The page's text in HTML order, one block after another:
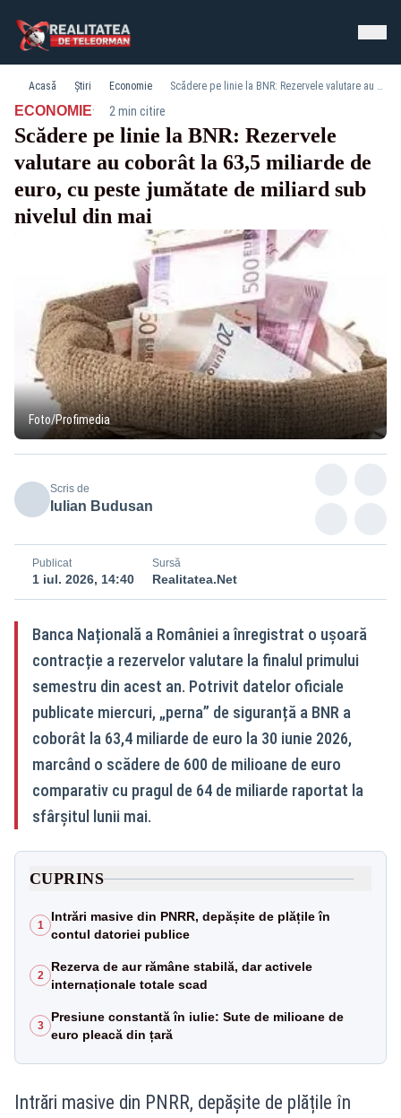
Acasă Știri Economie Scădere pe linie la BNR: Rezervele valutare au coborât la 63,5 miliarde de euro, cu peste jumătate de miliard sub nivelul din mai
ECONOMIE· 2 min citire
Scădere pe linie la BNR: Rezervele
valutare au coborât la 63,5 miliarde de
euro, cu peste jumătate de miliard sub
nivelul din mai
Foto/Profimedia
Scris de
Iulian Budusan
Publicat
1 iul. 2026, 14:40
Sursă
Realitatea.Net
Banca Națională a României a înregistrat o ușoară
contracție a rezervelor valutare la finalul primului
semestru din acest an. Potrivit datelor oficiale
publicate miercuri, „perna” de siguranță a BNR a
coborât la 63,4 miliarde de euro la 30 iunie 2026,
marcând o scădere de 600 de milioane de euro
comparativ cu pragul de 64 de miliarde raportat la
sfârșitul lunii mai.
CUPRINS
1
Intrări masive din PNRR, depășite de plățile în
contul datoriei publice
2
Rezerva de aur rămâne stabilă, dar activele
internaționale totale scad
3
Presiune constantă în iulie: Sute de milioane de
euro pleacă din țară
Intrări masive din PNRR, depășite de plățile în